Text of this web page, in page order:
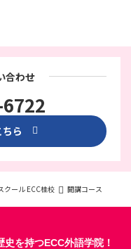
合わせ
ちら
クール ECC桂校 開講コース
を持つECC外語学院！